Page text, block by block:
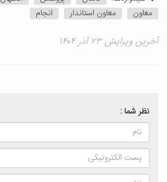
معاون
معاون استاندار انجام
آخرین ویرایش ۲۳ آذر ۱۴۰۴
نظر شما :